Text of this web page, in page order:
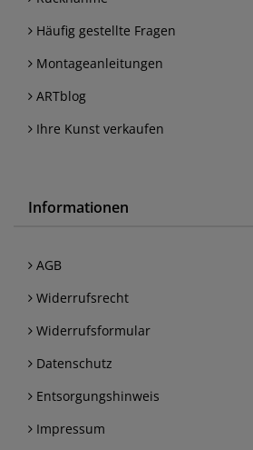
Häufig gestellte Fragen
Montageanleitungen
ARTblog
Ihre Kunst verkaufen
Informationen
AGB
Widerrufsrecht
Widerrufsformular
Datenschutz
Entsorgungshinweis
Impressum